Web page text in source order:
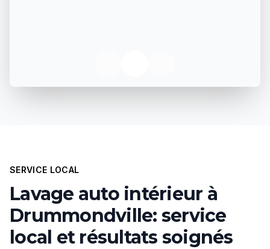
SERVICE LOCAL
Lavage auto intérieur à
Drummondville: service
local et résultats soignés